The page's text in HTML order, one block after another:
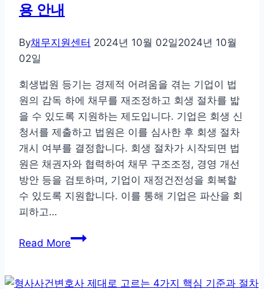
방
해
서
알
아
두
고
위
험
두
요!
용 안내
By채무지원센터 2024년 10월 02일2024년 10월
02일
회생법원 등기는 경제적 어려움을 겪는 기업이 법
원의 감독 하에 채무를 재조정하고 회생 절차를 밟
을 수 있도록 지원하는 제도입니다. 기업은 회생 신
청서를 제출하고 법원은 이를 심사한 후 회생 절차
개시 여부를 결정합니다. 회생 절차가 시작되면 법
원은 채권자와 협력하여 채무 구조조정, 경영 개선
방안 등을 검토하며, 기업이 재정건전성을 회복할
수 있도록 지원합니다. 이를 통해 기업은 파산을 회
피하고…
Read More회
원